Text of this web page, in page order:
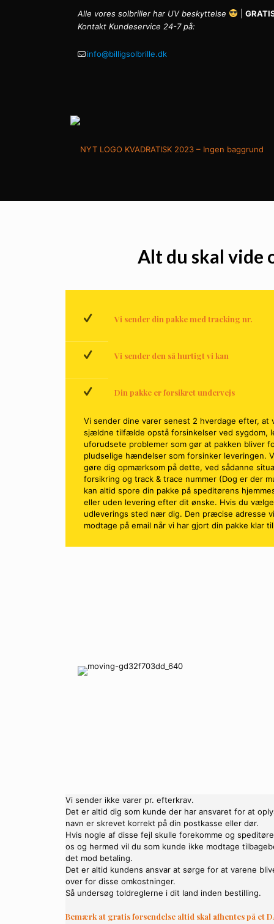
Alle vores solbriller har UV beskyttelse
Kontakt Kundeservice 24-7 på:
info@billigsolbrille.dk
Alt du skal vide
Vi sender din pakke med tracking nr.
Vi sender den så hurtigt vi kan
Din pakke er forsikret undervejs
Vi sender dine varer senest 2 hverdage efter,
sjældne tilfælde opstå forsinkelser ved sygdom,
uforudsete problemer som gør at pakken bliver
pludselige hændelser som forsinker leveringen.
gøre dig opmærksom på dette, ved sådanne
forsikring og track & trace nummer (Dog er der
kan altid spore din pakke på speditørens
eller uden levering efter dit ønske. Hvis du
udleverings sted nær dig. Den præcise adresse
modtage på email når vi har gjort din pakke klar
Vi sender ikke varer pr. efterkrav.
Det er altid dig som kunde der har ansvaret for at
navn er skrevet korrekt på din postkasse eller dør.
Hvis nogle af disse fejl skulle forekomme og
os og hermed vil du som kunde ikke modtage
det mod betaling.
Det er altid kundens ansvar at sørge for at varene
over for disse omkostninger.
Så undersøg toldreglerne i dit land inden bestilling.
Bemærk at gratis forsendelse altid skal afhentes på et